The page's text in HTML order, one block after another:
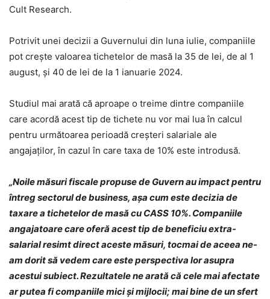
Cult Research.
Potrivit unei decizii a Guvernului din luna iulie, companiile
pot creşte valoarea tichetelor de masă la 35 de lei, de al 1
august, şi 40 de lei de la 1 ianuarie 2024.
Studiul mai arată că aproape o treime dintre companiile
care acordă acest tip de tichete nu vor mai lua în calcul
pentru următoarea perioadă creşteri salariale ale
angajaţilor, în cazul în care taxa de 10% este introdusă.
„Noile măsuri fiscale propuse de Guvern au impact pentru
întreg sectorul de business, aşa cum este decizia de
taxare a tichetelor de masă cu CASS 10%. Companiile
angajatoare care oferă acest tip de beneficiu extra-
salarial resimt direct aceste măsuri, tocmai de aceea ne-
am dorit să vedem care este perspectiva lor asupra
acestui subiect. Rezultatele ne arată că cele mai afectate
ar putea fi companiile mici şi mijlocii; mai bine de un sfert